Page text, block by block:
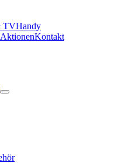
TVHandy
AktionenKontakt